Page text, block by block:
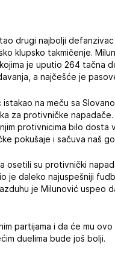
drugi najbolji
klupsko takmičenje.
je uputio 264 tačna
a najčešće je
na meču sa
za protivničke
protivnicima bilo dosta
pokušaje i sačuva naš
osetili su protivnički
je daleko najuspešniji
je Milunović uspeo
partijama i da će mu
duelima bude još bolji.